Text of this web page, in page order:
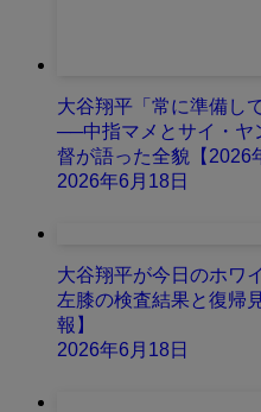
大谷翔平「常に準備し
──中指マメとサイ・ヤ
督が語った全貌【2026
2026年6月18日
大谷翔平が今日のホワ
左膝の検査結果と復帰
報】
2026年6月18日